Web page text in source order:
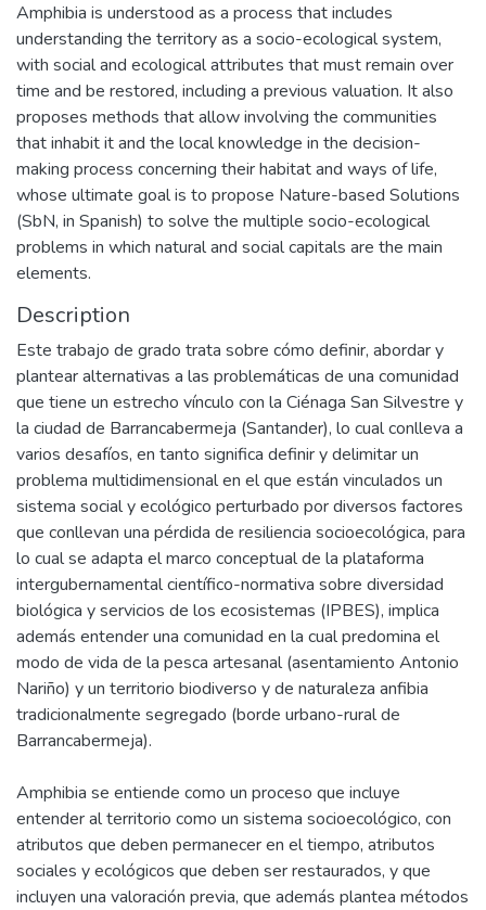
Amphibia is understood as a process that includes
understanding the territory as a socio-ecological system,
with social and ecological attributes that must remain over
time and be restored, including a previous valuation. It also
proposes methods that allow involving the communities
that inhabit it and the local knowledge in the decision-
making process concerning their habitat and ways of life,
whose ultimate goal is to propose Nature-based Solutions
(SbN, in Spanish) to solve the multiple socio-ecological
problems in which natural and social capitals are the main
elements.
Description
Este trabajo de grado trata sobre cómo definir, abordar y
plantear alternativas a las problemáticas de una comunidad
que tiene un estrecho vínculo con la Ciénaga San Silvestre y
la ciudad de Barrancabermeja (Santander), lo cual conlleva a
varios desafíos, en tanto significa definir y delimitar un
problema multidimensional en el que están vinculados un
sistema social y ecológico perturbado por diversos factores
que conllevan una pérdida de resiliencia socioecológica, para
lo cual se adapta el marco conceptual de la plataforma
intergubernamental científico-normativa sobre diversidad
biológica y servicios de los ecosistemas (IPBES), implica
además entender una comunidad en la cual predomina el
modo de vida de la pesca artesanal (asentamiento Antonio
Nariño) y un territorio biodiverso y de naturaleza anfibia
tradicionalmente segregado (borde urbano-rural de
Barrancabermeja).
Amphibia se entiende como un proceso que incluye
entender al territorio como un sistema socioecológico, con
atributos que deben permanecer en el tiempo, atributos
sociales y ecológicos que deben ser restaurados, y que
incluyen una valoración previa, que además plantea métodos